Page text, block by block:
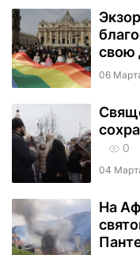
свою
06
0
04
На